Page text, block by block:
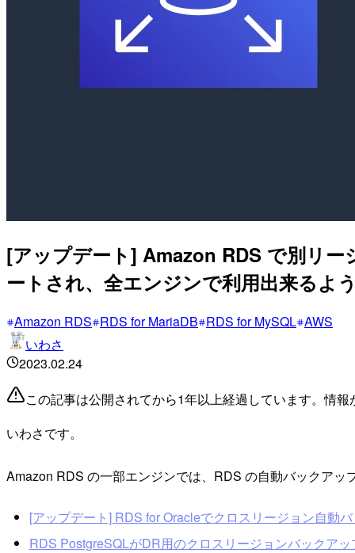
[アップデート] Amazon RDS で別リ
ートされ、全エンジンで利用出来るよ
Amazon RDS RDS for MariaDB RDS for MySQL AWS
いわさ
2023.02.24
この記事は公開されてから1年以上経過しています。情
いわさです。
Amazon RDS の一部エンジンでは、RDS の自動バックア
[アップデート] RDS for Oracleでクロスリージョン自動
RDS PostgreSQLがDR用のクロスリージョンバックア